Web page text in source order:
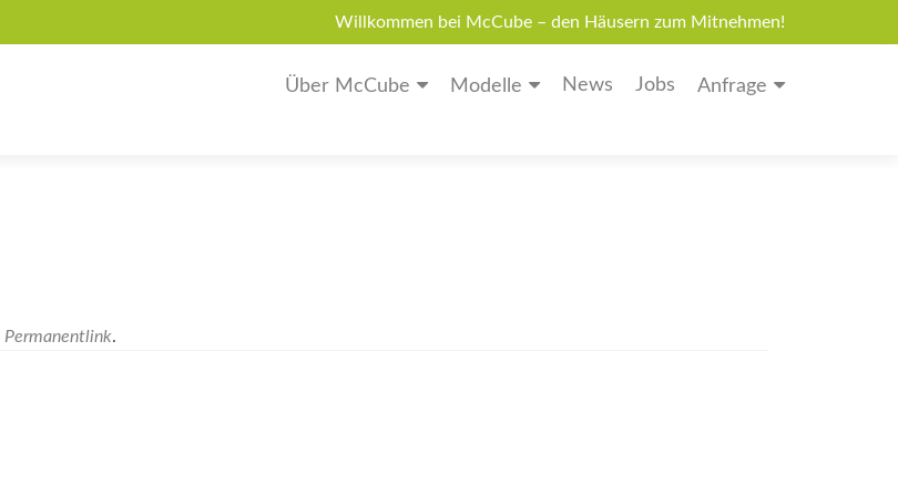
Willkommen bei McCube – den Häusern zum Mitnehmen!
Über McCube Modelle News Jobs Anfrage
Permanentlink.